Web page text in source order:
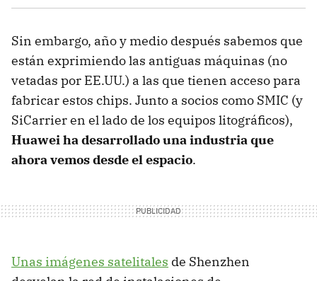
Sin embargo, año y medio después sabemos que
están exprimiendo las antiguas máquinas (no
vetadas por EE.UU.) a las que tienen acceso para
fabricar estos chips. Junto a socios como SMIC (y
SiCarrier en el lado de los equipos litográficos),
Huawei ha desarrollado una industria que
ahora vemos desde el espacio.
Unas imágenes satelitales de Shenzhen